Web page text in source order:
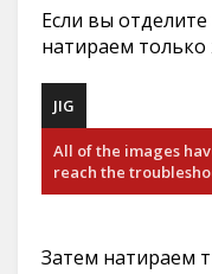
Если вы
натираем только
JIG
All of the images
reach the
Затем натираем